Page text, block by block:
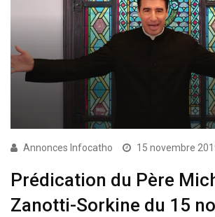
Annonces Infocatho 15 novembre
Prédication du Père
Zanotti-Sorkine du 15